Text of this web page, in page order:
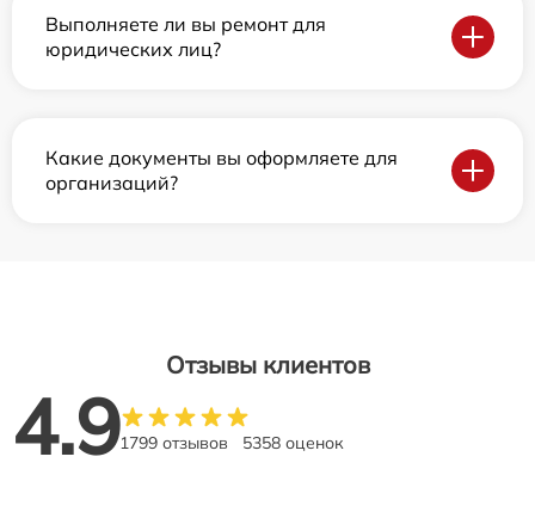
Выполняете ли вы ремонт для
юридических лиц?
Какие документы вы оформляете для
организаций?
Отзывы клиентов
4.91799 отзывов 5358 оценок